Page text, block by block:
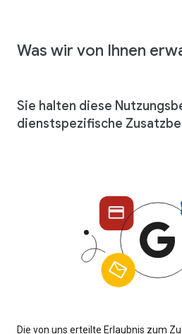
Was wir von Ihnen
Sie halten diese
dienstspezifische
Die von uns erteilte Erlaubnis zum